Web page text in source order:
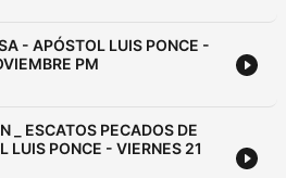
- APÓSTOL LUIS PONCE -
PM
_ ESCATOS PECADOS DE
LUIS PONCE - VIERNES 21